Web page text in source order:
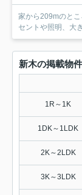
家から209mのと
セントや照明、大
新木の掲載物
1R～1K
1DK～1LDK
2K～2LDK
3K～3LDK